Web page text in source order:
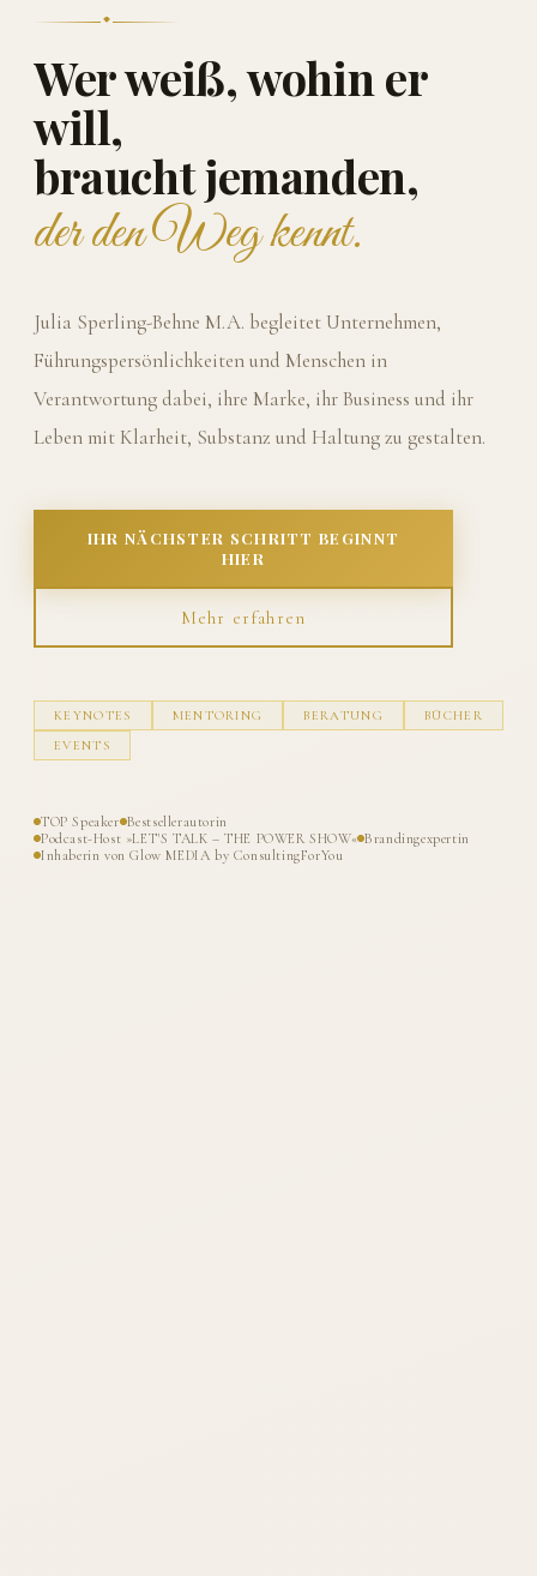
Wer weiß, wohin er
will,
braucht jemanden,
der den Weg kennt.
Julia Sperling-Behne M.A. begleitet Unternehmen,
Führungspersönlichkeiten und Menschen in
Verantwortung dabei, ihre Marke, ihr Business und ihr
Leben mit Klarheit, Substanz und Haltung zu gestalten.
IHR NÄCHSTER SCHRITT BEGINNT
HIER
Mehr erfahren
KEYNOTES MENTORING BERATUNG
BÜCHER
EVENTS
TOP Speaker Bestsellerautorin
Podcast-Host »LET'S TALK – THE POWER SHOW« Brandingexpertin
Inhaberin von Glow MEDIA by ConsultingForYou